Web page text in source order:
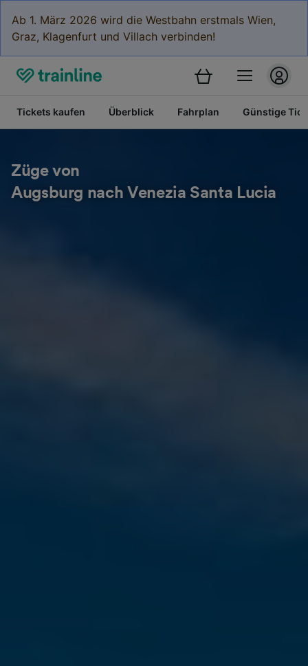
Ab 1. März 2026 wird die Westbahn erstmals Wien,
Graz, Klagenfurt und Villach verbinden!
Tickets kaufen Überblick Fahrplan Günstige
Züge von
Augsburg nach Venezia Santa Lucia